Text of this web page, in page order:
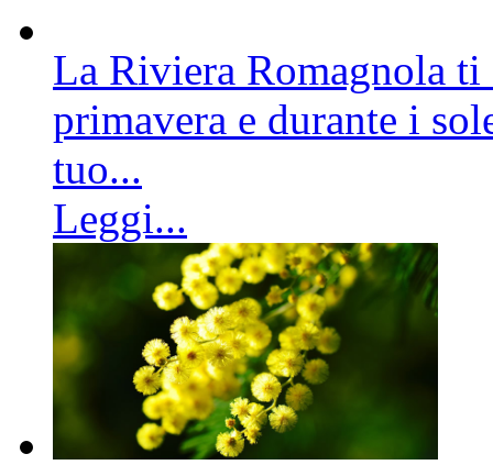
La Riviera Romagnola
primavera e durante i
tuo...
Leggi...